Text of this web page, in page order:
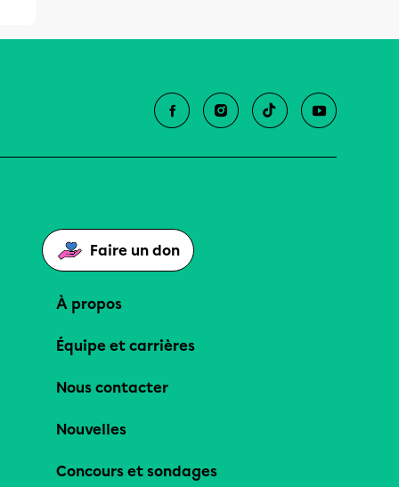
Faire un don
À propos
Équipe et carrières
Nous contacter
Nouvelles
Concours et sondages